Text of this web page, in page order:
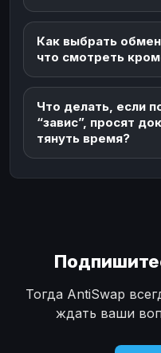
Как выбрать
что смотреть
Что делать, если
“завис”, просят
тянуть время?
Тогда AntiSwap
ждать ваши